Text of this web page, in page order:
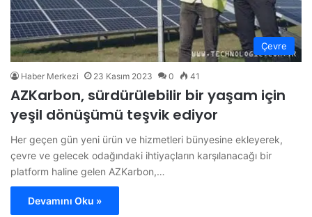
Çevre
Haber Merkezi 23 Kasım 2023 0 41
AZKarbon, sürdürülebilir bir yaşam için
yeşil dönüşümü teşvik ediyor
Her geçen gün yeni ürün ve hizmetleri bünyesine ekleyerek,
çevre ve gelecek odağındaki ihtiyaçların karşılanacağı bir
platform haline gelen AZKarbon,…
Devamını Oku »